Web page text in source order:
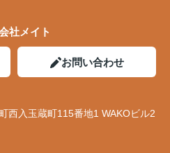
社メイト
お問い合わせ
西入玉蔵町115番地1 WAKOビル2